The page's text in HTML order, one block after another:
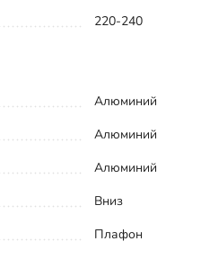
220-240
Алюминий
Алюминий
Алюминий
Вниз
Плафон